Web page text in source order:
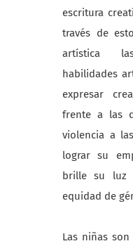
escritura
través de
artística
habilidades
expresar
frente a las
violencia a
lograr su
brille su luz
equidad de
Las niñas